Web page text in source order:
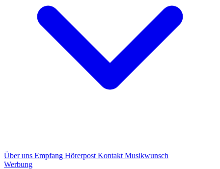
Über uns Empfang Hörerpost Kontakt Musikwunsch
Werbung